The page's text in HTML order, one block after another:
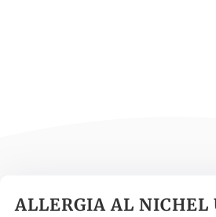
ALLERGIA AL